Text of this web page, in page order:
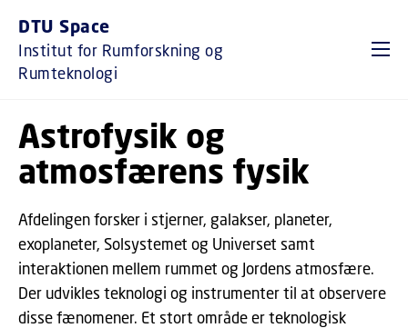
DTU Space
Institut for Rumforskning og
Rumteknologi
Astrofysik og
atmosfærens fysik
Afdelingen forsker i stjerner, galakser, planeter,
exoplaneter, Solsystemet og Universet samt
interaktionen mellem rummet og Jordens atmosfære.
Der udvikles teknologi og instrumenter til at observere
disse fænomener. Et stort område er teknologisk